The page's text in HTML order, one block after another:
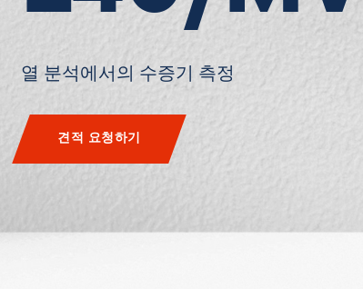
열 분석에서의 수증기 측정
견적 요청하기